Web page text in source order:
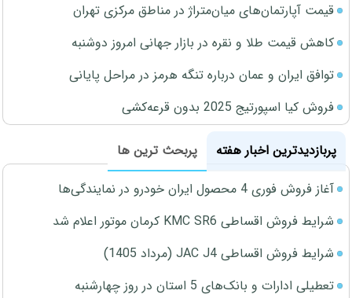
قیمت آپارتمان‌های میان‌متراژ در مناطق مرکزی تهران
کاهش قیمت طلا و نقره در بازار جهانی امروز دوشنبه
توافق ایران و عمان درباره تنگه هرمز در مراحل پایانی
فروش کیا اسپورتیج 2025 بدون قرعه‌کشی
پربازدیدترین اخبار هفته
پربحث ترین ها
آغاز فروش فوری 4 محصول ایران خودرو در نمایندگی‌ها
شرایط فروش اقساطی KMC SR6 کرمان موتور اعلام شد
شرایط فروش اقساطی JAC J4 (مرداد 1405)
تعطیلی ادارات و بانک‌های 5 استان در روز چهارشنبه